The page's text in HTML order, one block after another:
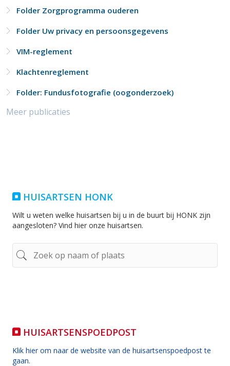
Folder Zorgprogramma ouderen
Folder Uw privacy en persoonsgegevens
VIM-reglement
Klachtenreglement
Folder: Fundusfotografie (oogonderzoek)
Meer publicaties
HUISARTSEN HONK
Wilt u weten welke huisartsen bij u in de buurt bij HONK zijn
aangesloten? Vind hier onze huisartsen.
HUISARTSENSPOEDPOST
Klik hier om naar de website van de huisartsenspoedpost te
gaan.